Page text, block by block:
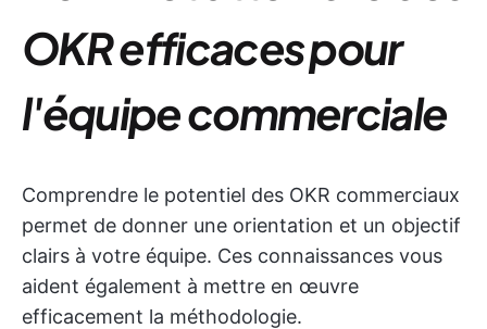
OKR efficaces pour
l'équipe commerciale
Comprendre le potentiel des OKR commerciaux
permet de donner une orientation et un objectif
clairs à votre équipe. Ces connaissances vous
aident également à mettre en œuvre
efficacement la méthodologie.